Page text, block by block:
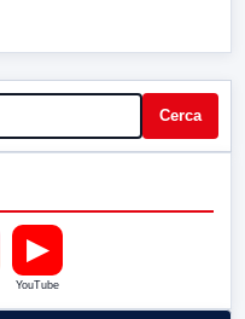
Cerca
▶
YouTube